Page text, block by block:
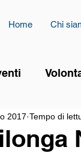
Home Chi
2017 Tempo di